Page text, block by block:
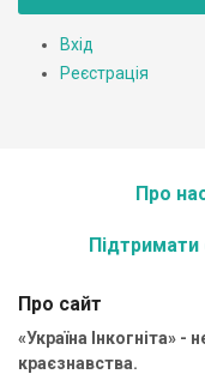
Вхід
Реєстрація
Про
Підтримати
Про сайт
«Україна Інкогніта» -
краєзнавства.